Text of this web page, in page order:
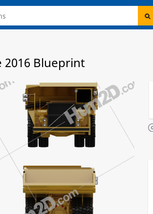
2016 Blueprint